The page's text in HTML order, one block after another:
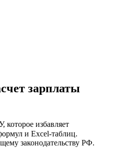
зарплаты
которое избавляет
и Excel-таблиц.
законодательству РФ.